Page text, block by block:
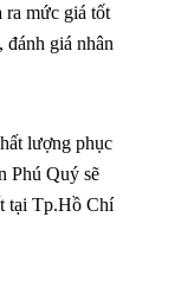
ra mức giá tốt
đánh giá nhân
lượng phục
Phú Quý sẽ
tại Tp.Hồ Chí